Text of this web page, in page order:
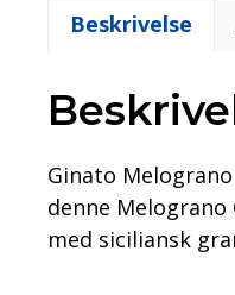
Beskrivelse
Ginato
denne
med siciliansk